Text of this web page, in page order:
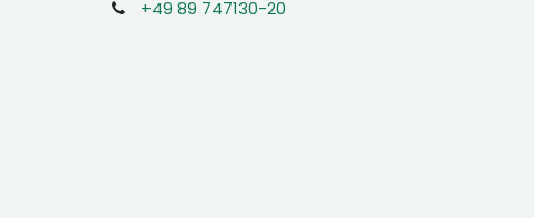
+49 89 747130-20